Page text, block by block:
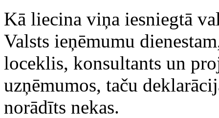
Kā liecina viņa iesniegtā
Valsts ieņēmumu
loceklis, konsultants un
uzņēmumos, taču
norādīts nekas.